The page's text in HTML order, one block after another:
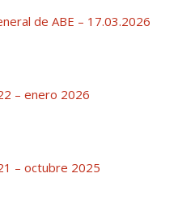
de ABE – 17.03.2026
– enero 2026
– octubre 2025